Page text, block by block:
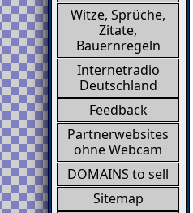
Witze, Sprüche,
Zitate,
Bauernregeln
Internetradio
Deutschland
Feedback
Partnerwebsites
ohne Webcam
DOMAINS to sell
Sitemap